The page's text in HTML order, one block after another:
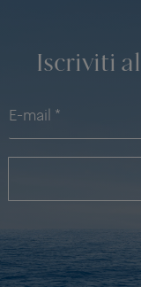
Iscriviti